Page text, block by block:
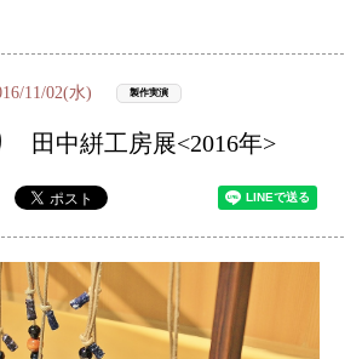
11/02(水) 製作実演
田中絣工房展<2016年>